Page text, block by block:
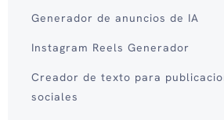
Generador de anuncios de IA
Instagram Reels Generador
Creador de texto para
sociales